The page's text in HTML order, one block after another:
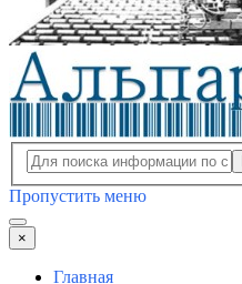
Пропустить меню
×
Главная